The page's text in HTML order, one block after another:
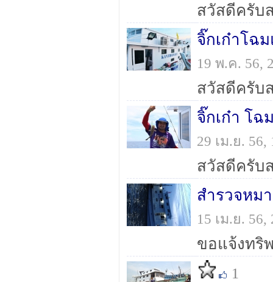
จิ๊กเก๋าโฉ
19 พ.ค. 56,
จิ๊กเก๋า โฉ
29 เม.ย.
สำรวจหม
15 เม.ย.
1